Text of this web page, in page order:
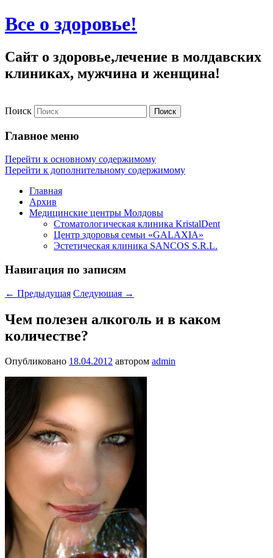
Все о здоровье!
Сайт о здоровье,лечение в молдавских
клиниках, мужчина и женщина!
Поиск
Главное меню
Перейти к основному содержимому
Перейти к дополнительному содержимому
Главная
Архив
Медицинские центры Молдовы
Стоматологическая клиника KristalDent
Центр здоровья семьи «GALAXIA»
Эстетическая клиника SANCOS S.R.L.
Навигация по записям
← Предыдущая Следующая →
Чем полезен алкоголь и в каком
количестве?
Опубликовано 18.04.2012 автором admin